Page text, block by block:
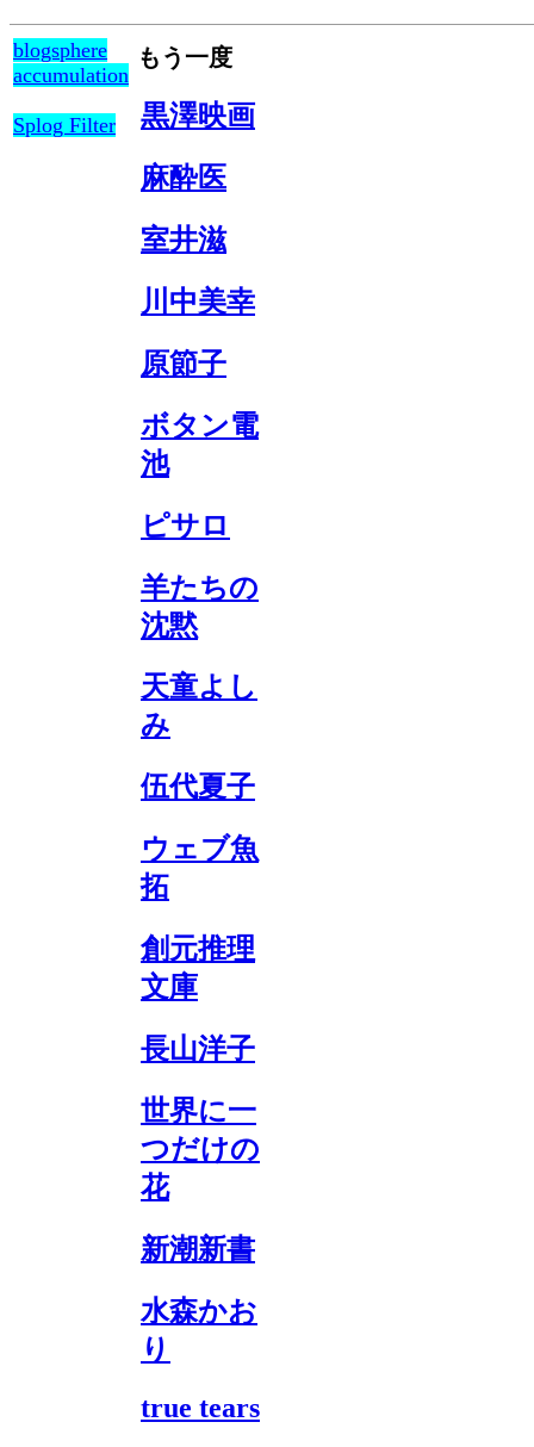
blogsphere
accumulation
Splog Filter
もう一度
黒澤映画
麻酔医
室井滋
川中美幸
原節子
ボタン電
池
ピサロ
羊たちの
沈黙
天童よし
み
伍代夏子
ウェブ魚
拓
創元推理
文庫
長山洋子
世界に一
つだけの
花
新潮新書
水森かお
り
true tears